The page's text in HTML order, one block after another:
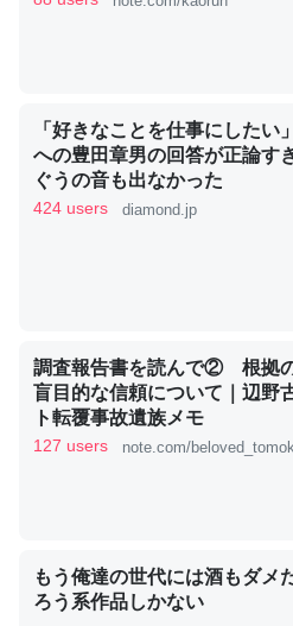
ずキチンを強化してる筈だが、
─ニュース :: 【研究発表】昆虫学の大
これを元に考えるとカルシウム
類は苦労してるんだな…。腹足
─ニュース :: 【研究発表】昆虫学の大
ウチもEchoを実家に置いて４
ちぼちRingも置こうかと画策
これ見て生きてるなって分かる
─たまにLINEするくらいだった遠方
コミュニケーションが劇的に変化し
「好きなことを仕事にしたい
への豊田章男の回答が正論す
ぐうの音も出なかった
424 users diamond.jp
調査報告書を読んで② 根拠
盲目的な信頼について｜辺野
ト転覆事故遺族メモ
127 users note.com/
もう俺達の世代には酒もダメ
ろう系作品しかない